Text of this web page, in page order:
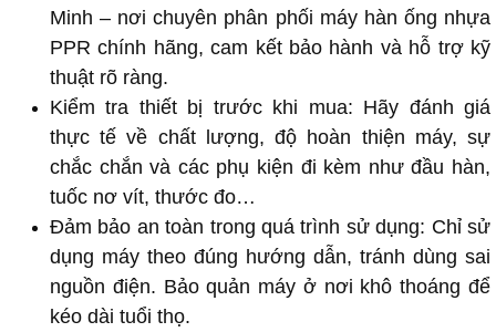
Minh – nơi chuyên phân phối máy hàn ống nhựa
PPR chính hãng, cam kết bảo hành và hỗ trợ kỹ
thuật rõ ràng.
Kiểm tra thiết bị trước khi mua: Hãy đánh giá
thực tế về chất lượng, độ hoàn thiện máy, sự
chắc chắn và các phụ kiện đi kèm như đầu hàn,
tuốc nơ vít, thước đo…
Đảm bảo an toàn trong quá trình sử dụng: Chỉ sử
dụng máy theo đúng hướng dẫn, tránh dùng sai
nguồn điện. Bảo quản máy ở nơi khô thoáng để
kéo dài tuổi thọ.